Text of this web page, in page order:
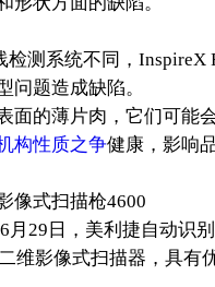
系统不同，InspireX
问题造成缺陷。
面的薄片肉，它们可能
构性质之争健康，影响
式扫描枪4600
日，美利捷自动识别
维影像式扫描器，具有